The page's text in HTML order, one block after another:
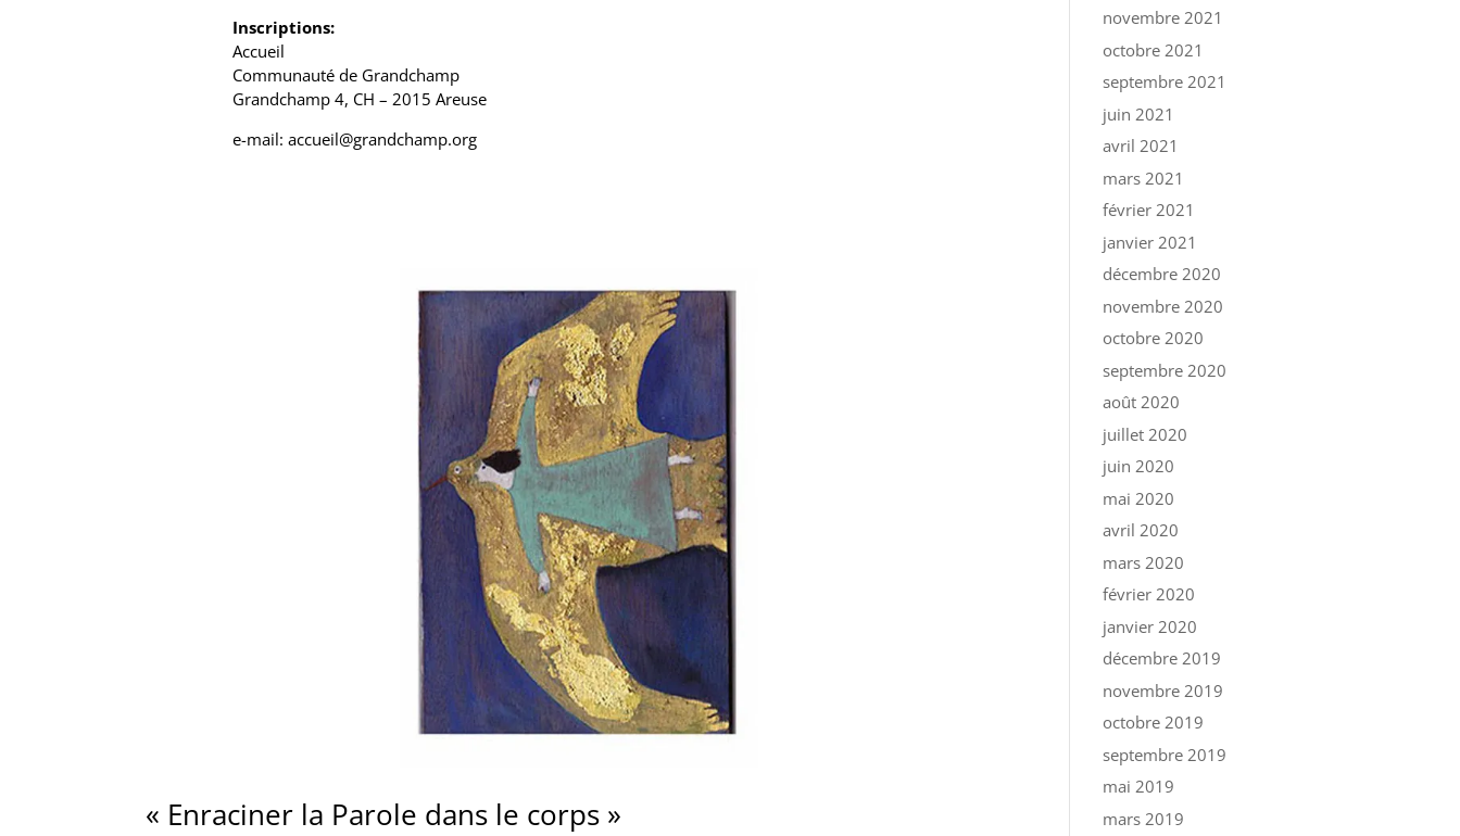
Inscriptions:
Accueil
Communauté de Grandchamp
Grandchamp 4, CH – 2015 Areuse
e-mail: accueil@grandchamp.org
« Enraciner la Parole dans le corps »
novembre 2021
octobre 2021
septembre 2021
juin 2021
avril 2021
mars 2021
février 2021
janvier 2021
décembre 2020
novembre 2020
octobre 2020
septembre 2020
août 2020
juillet 2020
juin 2020
mai 2020
avril 2020
mars 2020
février 2020
janvier 2020
décembre 2019
novembre 2019
octobre 2019
septembre 2019
mai 2019
mars 2019